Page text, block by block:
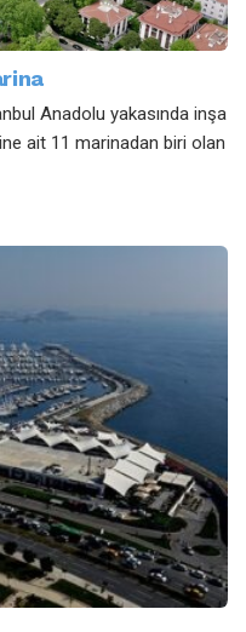
Anadolu yakasında inşa
ait 11 marinadan biri olan